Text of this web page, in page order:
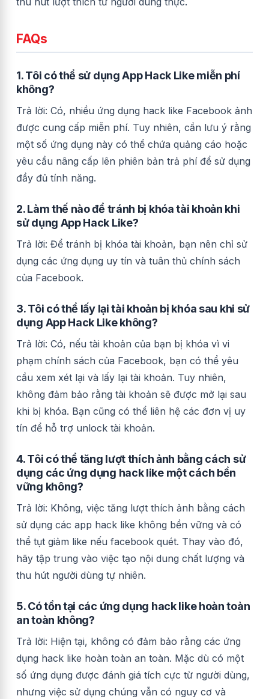
FAQs
1. Tôi có thể sử dụng App Hack Like miễn phí
không?
Trả lời: Có, nhiều ứng dụng hack like Facebook ảnh
được cung cấp miễn phí. Tuy nhiên, cần lưu ý rằng
một số ứng dụng này có thể chứa quảng cáo hoặc
yêu cầu nâng cấp lên phiên bản trả phí để sử dụng
đầy đủ tính năng.
2. Làm thế nào để tránh bị khóa tài khoản khi
sử dụng App Hack Like?
Trả lời: Để tránh bị khóa tài khoản, bạn nên chỉ sử
dụng các ứng dụng uy tín và tuân thủ chính sách
của Facebook.
3. Tôi có thể lấy lại tài khoản bị khóa sau khi sử
dụng App Hack Like không?
Trả lời: Có, nếu tài khoản của bạn bị khóa vì vi
phạm chính sách của Facebook, bạn có thể yêu
cầu xem xét lại và lấy lại tài khoản. Tuy nhiên,
không đảm bảo rằng tài khoản sẽ được mở lại sau
khi bị khóa. Bạn cũng có thể liên hệ các đơn vị uy
tín để hỗ trợ unlock tài khoản.
4. Tôi có thể tăng lượt thích ảnh bằng cách sử
dụng các ứng dụng hack like một cách bền
vững không?
Trả lời: Không, việc tăng lượt thích ảnh bằng cách
sử dụng các app hack like không bền vững và có
thể tụt giảm like nếu facebook quét. Thay vào đó,
hãy tập trung vào việc tạo nội dung chất lượng và
thu hút người dùng tự nhiên.
5. Có tồn tại các ứng dụng hack like hoàn toàn
an toàn không?
Trả lời: Hiện tại, không có đảm bảo rằng các ứng
dụng hack like hoàn toàn an toàn. Mặc dù có một
số ứng dụng được đánh giá tích cực từ người dùng,
nhưng việc sử dụng chúng vẫn có nguy cơ và